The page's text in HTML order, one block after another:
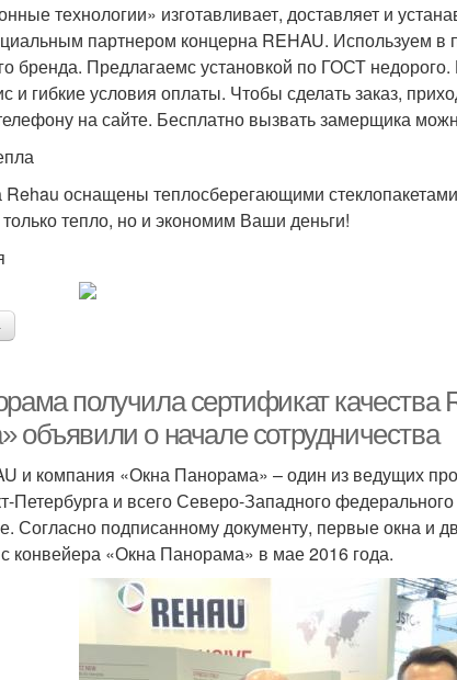
технологии» изготавливает, доставляет и
партнером концерна REHAU. Используем в
бренда. Предлагаемс установкой по ГОСТ
и гибкие условия оплаты. Чтобы сделать заказ,
на сайте. Бесплатно вызвать замерщика
оснащены теплосберегающими
тепло, но и экономим Ваши деньги!
получила сертификат
объявили о начале сотрудничества
и компания «Окна Панорама» – один из ведущих
Петербурга и всего Северо-Западного
Согласно подписанному документу, первые окна и
конвейера «Окна Панорама» в мае 2016 года.